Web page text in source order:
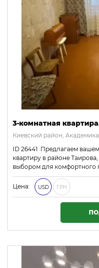
3-комнатная
Киевский район,
ID 26441 Предлагаем
квартиру в районе
выбором для комфортного
Цена: USD ГРН